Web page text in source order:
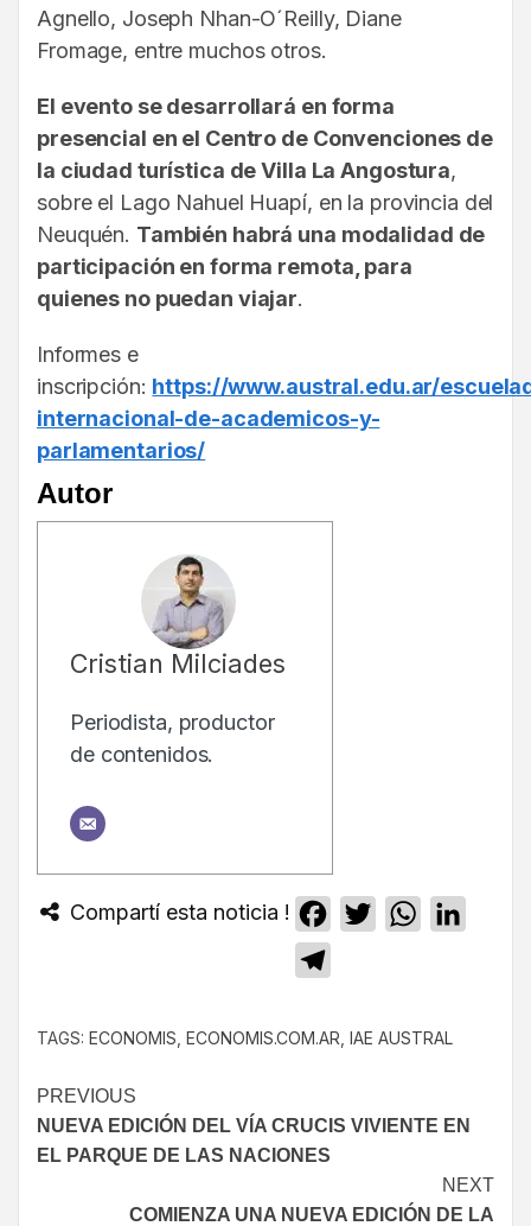
Agnello, Joseph Nhan-O´Reilly, Diane
Fromage, entre muchos otros.
El evento se desarrollará en forma
presencial en el Centro de Convenciones de
la ciudad turística de Villa La Angostura,
sobre el Lago Nahuel Huapí, en la provincia del
Neuquén. También habrá una modalidad de
participación en forma remota, para
quienes no puedan viajar.
Informes e
inscripción: https://www.austral.edu.ar/
internacional-de-academicos-y-
parlamentarios/
Autor
Cristian Milciades
Periodista, productor
de contenidos.
Compartí esta noticia ! Facebook
TwitterWhatsApp
TAGS: ECONOMIS ECONOMIS.COM.AR IAE AUSTRAL
PREVIOUS
NUEVA EDICIÓN DEL VÍA CRUCIS VIVIENTE EN
EL PARQUE DE LAS NACIONES
NEXT
COMIENZA UNA NUEVA EDICIÓN DE LA